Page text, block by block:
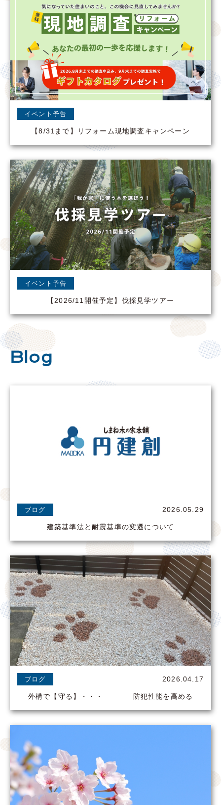
イベント予告
【8/31まで】リフォーム現地調査キャンペーン
イベント予告
【2026/11開催予定】伐採見学ツアー
Blog
ブログ 2026.05.29
建築基準法と耐震基準の変遷について
ブログ 2026.04.17
外構で【守る】・・・ 防犯性能を高める